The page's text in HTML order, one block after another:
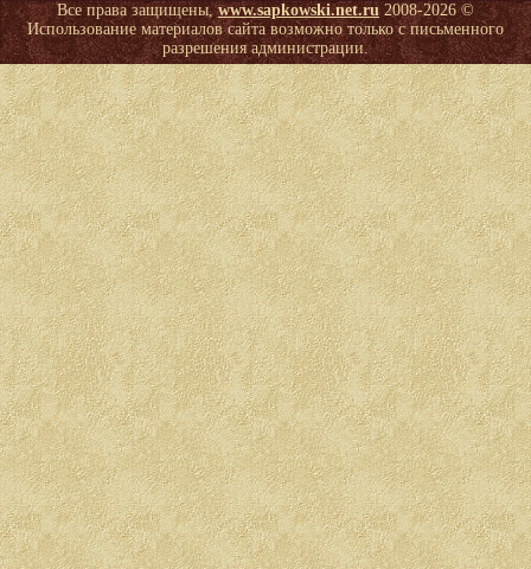
Все права защищены,www.sapkowski.net.ru2008-2026 ©
Использование материалов сайта возможно только с письменного
разрешения администрации.